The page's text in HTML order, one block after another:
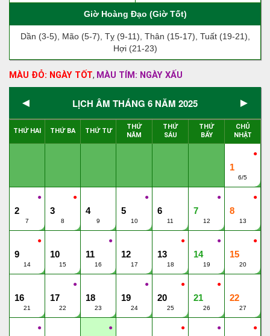
Giờ Hoàng Đạo (Giờ Tốt)
Dần (3-5), Mão (5-7), Tỵ (9-11), Thân (15-17), Tuất (19-21),
Hợi (21-23)
MÀU ĐỎ: NGÀY TỐT, MÀU TÍM: NGÀY XẤU
◄ LỊCH ÂM THÁNG 6 NĂM 2025 ►
THỨ HAI THỨ BA THỨ TƯ
THỨ
NĂM
THỨ
SÁU
THỨ
BẨY
CHỦ
NHẬT
●
1
6/5
●
2
7
●
3
8
4
9
●
5
10
6
11
●
7
12
●
8
13
●
9
14
10
15
●
11
16
12
17
●
13
18
●
14
19
●
15
20
16
21
●
17
22
18
23
●
19
24
●
20
25
●
21
26
22
27
● ● ● ● ●